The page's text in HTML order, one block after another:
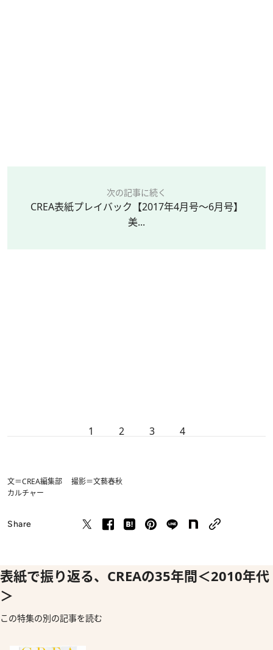
次の記事に続く
CREA表紙プレイバック【2017年4月号～6月号】
美...
1 2 3 4
文＝CREA編集部 撮影＝文藝春秋
カルチャー
Share
表紙で振り返る、CREAの35年間＜2010年代
＞
この特集の別の記事を読む